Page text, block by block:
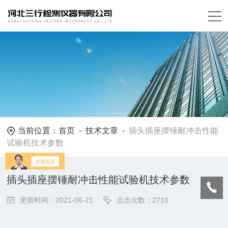
当前位置：首页 -技术文章 -插头插座摆锤耐冲击性能
试验机技术参数
插头插座摆锤耐冲击性能试验机技术参数
更新时间：2021-06-21 点击次数：2710